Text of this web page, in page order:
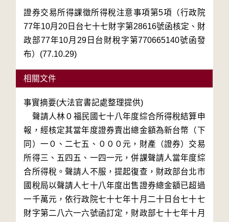
證券交易所得課徵所得稅注意事項第5項（行政院
77年10月20日台七十七財字第28616號函核定、財
政部77年10月29日台財稅字第770665140號函發
布）(77.10.29)
相關文件
事實摘要(大法官書記處整理提供)
報，經核定其當年度證券賣出總金額為新台幣（下
同）一０、二七五、０００元，財產（證券）交易
所得三、五四五、一四一元，併課聲請人當年度綜
合所得稅。聲請人不服，提起復查，財政部台北市
國稅局以聲請人七十八年度出售證券總金額已超過
一千萬元，依行政院七十七年十月二十日台七十七
財字第二八六一六號函訂定，財政部七十七年十月